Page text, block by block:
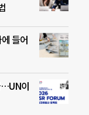
들어
…UN이